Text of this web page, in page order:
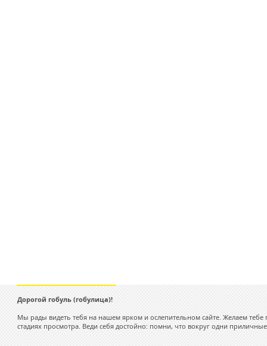
Дорогой гобуль (гобулица)!
Мы рады видеть тебя на нашем ярком и ослепительном сайте. Желаем тебе
стадиях просмотра. Веди себя достойно: помни, что вокруг одни